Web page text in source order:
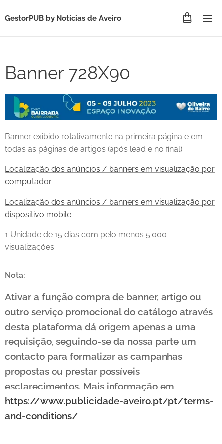
GestorPUB by Notícias de Aveiro
Banner 728X90
Banner exibido rotativamente na primeira página e em
todas as páginas de artigos (após lead e no final).
Localização dos anúncios / banners em visualização por
computador
Localização dos anúncios / banners em visualização por
dispositivo mobile
1 Unidade de 15 dias com pelo menos 5.000
visualizações.
Nota:
Ativar a função compra de banner, artigo ou
outro serviço promocional do catálogo através
desta plataforma dá origem apenas a uma
requisição, seguindo-se da nossa parte um
contacto para formalizar as campanhas
propostas ou prestar possíveis
esclarecimentos. Mais informação em
https://www.publicidade-aveiro.pt/pt/terms-
and-conditions/